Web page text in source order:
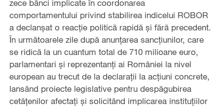
zece bănci implicate în coordonarea
comportamentului privind stabilirea indicelui ROBOR
a declanşat o reacţie politică rapidă şi fără precedent.
În următoarele zile după anunţarea sancţiunilor, care
se ridică la un cuantum total de 710 milioane euro,
parlamentari şi reprezentanţi ai României la nivel
european au trecut de la declaraţii la acţiuni concrete,
lansând proiecte legislative pentru despăgubirea
cetăţenilor afectaţi şi solicitând implicarea instituţiilor